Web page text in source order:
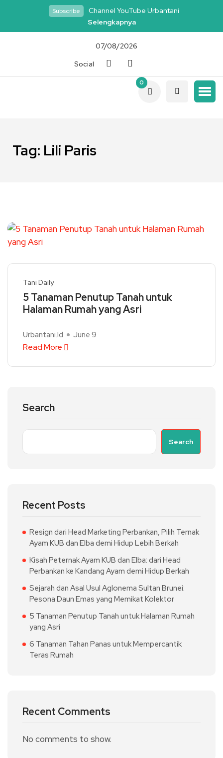
Subscribe
Channel YouTube Urbantani
Selengkapnya
07/08/2026
Social
0
Tag: Lili Paris
Tani Daily
5 Tanaman Penutup Tanah untuk
Halaman Rumah yang Asri
Urbantani.id June 9
Read More
Search
Search
Recent Posts
Resign dari Head Marketing Perbankan, Pilih Ternak
Ayam KUB dan Elba demi Hidup Lebih Berkah
Kisah Peternak Ayam KUB dan Elba: dari Head
Perbankan ke Kandang Ayam demi Hidup Berkah
Sejarah dan Asal Usul Aglonema Sultan Brunei:
Pesona Daun Emas yang Memikat Kolektor
5 Tanaman Penutup Tanah untuk Halaman Rumah
yang Asri
6 Tanaman Tahan Panas untuk Mempercantik
Teras Rumah
Recent Comments
No comments to show.